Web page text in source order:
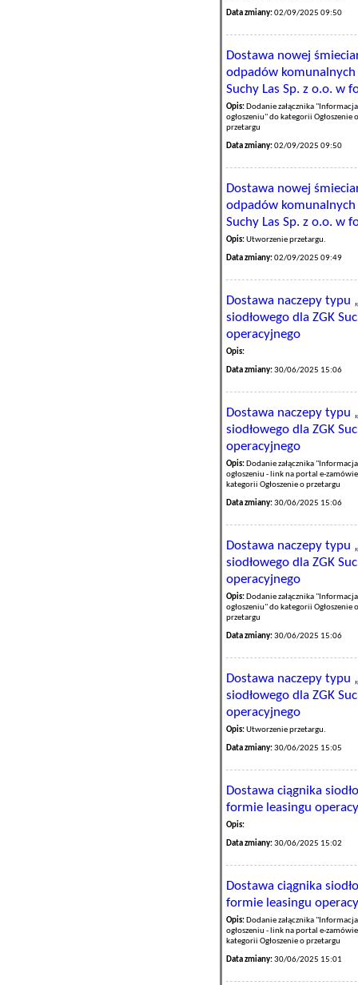
Data zmiany:02/09/2025 09:50
Dostawa nowej
odpadów
Suchy Las Sp. z o.o. w
Opis: Dodanie załącznika
ogłoszeniu" do kategorii Ogłoszenie o
przetargu
Data zmiany:02/09/2025 09:50
Dostawa nowej
odpadów
Suchy Las Sp. z o.o. w
Opis:Utworzenie przetargu.
Data zmiany:02/09/2025 09:49
Dostawa naczepy typu
siodłowego dla ZGK
operacyjnego
Opis:
Data zmiany:30/06/2025 15:06
Dostawa naczepy typu
siodłowego dla ZGK
operacyjnego
Opis: Dodanie załącznika
ogłoszeniu - link na portal e-
kategorii Ogłoszenie o przetargu
Data zmiany:30/06/2025 15:06
Dostawa naczepy typu
siodłowego dla ZGK
operacyjnego
Opis: Dodanie załącznika
ogłoszeniu" do kategorii Ogłoszenie o
przetargu
Data zmiany:30/06/2025 15:06
Dostawa naczepy typu
siodłowego dla ZGK
operacyjnego
Opis:Utworzenie przetargu.
Data zmiany:30/06/2025 15:05
Dostawa ciągnika
formie leasingu
Opis:
Data zmiany:30/06/2025 15:02
Dostawa ciągnika
formie leasingu
Opis: Dodanie załącznika
ogłoszeniu - link na portal e-
kategorii Ogłoszenie o przetargu
Data zmiany:30/06/2025 15:01